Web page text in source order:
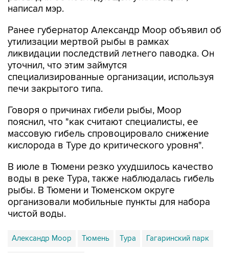
Ранее губернатор Александр Моор объявил об
ликвидации последствий летнего паводка. Он
уточнил, что этим займутся
специализированные организации, используя
печи закрытого типа.
Говоря о причинах гибели рыбы, Моор
массовую гибель спровоцировало снижение
кислорода в Туре до критического уровня".
В июле в Тюмени резко ухудшилось качество
рыбы. В Тюмени и Тюменском округе
организовали мобильные пункты для набора
чистой воды.
Александр Моор
Максим Афанасьев